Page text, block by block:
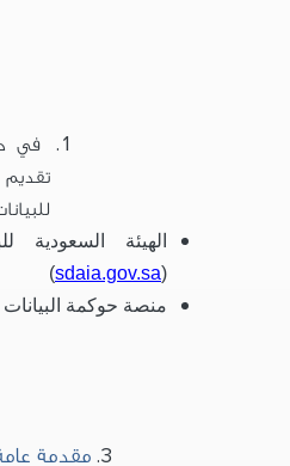
في
الهيئة السعودية
(
sdaia.gov.sa
)
منصة حوكمة البيانات
مقدمة